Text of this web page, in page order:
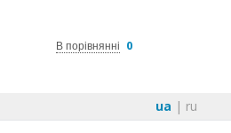
В порівнянні 0
ua | ru